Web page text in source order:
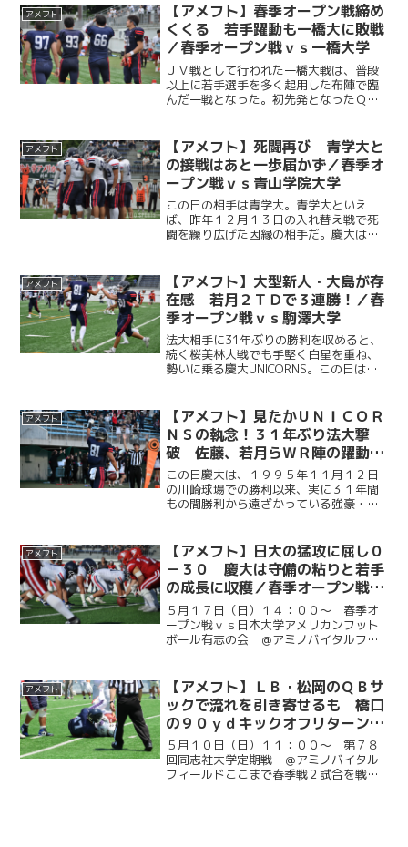
アメフト
【アメフト】春季オープン戦締め
くくる 若手躍動も一橋大に敗戦
／春季オープン戦ｖｓ一橋大学
ＪＶ戦として行われた一橋大戦は、普段
以上に若手選手を多く起用した布陣で臨
んだ一戦となった。初先発となったＱ
ん引し、ＤＬ・加藤聖武（法２・慶應）
のインターセプト、ＬＢ・戸...
アメフト
【アメフト】死闘再び 青学大と
の接戦はあと一歩届かず／春季オ
ープン戦ｖｓ青山学院大学
この日の相手は青学大。青学大といえ
ば、昨年１２月１３日の入れ替え戦で死
闘を繰り広げた因縁の相手だ。慶大はそ
この一戦は、最後まで目の離せない激闘
となる。試合は前半、青学大...
アメフト
【アメフト】大型新人・大島が存
在感 若月２ＴＤで３連勝！／春
季オープン戦ｖｓ駒澤大学
法大相手に31年ぶりの勝利を収めると、
続く桜美林大戦でも手堅く白星を重ね、
勢いに乗る慶大UNICORNS。この日はア
ＲＮＳは、ＴＥ・大島拓翔（政１・慶
應）への先制ＴＤパ...
アメフト
【アメフト】見たかＵＮＩＣＯＲ
ＮＳの執念！３１年ぶり法大撃
破 佐藤、若月らＷＲ陣の躍動で
３ＴＤ／春季オープン戦ｖｓ法政
大学
この日慶大は、１９９５年１１月１２日
の川崎球場での勝利以来、実に３１年間
もの間勝利から遠ざかっている強豪・法
沢徹（経３・慶應）から佐藤勇太（総
３・慶應）への鮮やかなロン...
アメフト
【アメフト】日大の猛攻に屈し０
－３０ 慶大は守備の粘りと若手
の成長に収穫／春季オープン戦ｖ
ｓ日本大学アメリカンフットボー
ル有志の会
５月１７日（日）１４：００～ 春季オ
ープン戦ｖｓ日本大学アメリカンフット
ボール有志の会 ＠アミノバイタルフィ
有志の会」。昨季は２部で６勝０敗と圧
倒的な強さを見せ、今季か...
アメフト
【アメフト】ＬＢ・松岡のＱＢサ
ックで流れを引き寄せるも 橋口
の９０ｙｄキックオフリターンＴ
Ｄ実らず逆転負け／第７８回同志
社大学定期戦
５月１０日（日）１１：００～ 第７８
回同志社大学定期戦 ＠アミノバイタル
フィールドここまで春季戦２試合を戦